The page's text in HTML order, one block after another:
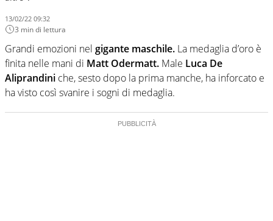
13/02/22 09:32
3 min di lettura
Grandi emozioni nel gigante maschile. La medaglia d’oro è
finita nelle mani di Matt Odermatt. Male Luca De
Aliprandini che, sesto dopo la prima manche, ha inforcato e
ha visto così svanire i sogni di medaglia.